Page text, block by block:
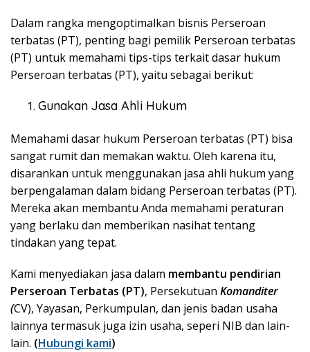
Dalam rangka mengoptimalkan bisnis Perseroan
terbatas (PT), penting bagi pemilik Perseroan terbatas
(PT) untuk memahami tips-tips terkait dasar hukum
Perseroan terbatas (PT), yaitu sebagai berikut:
Gunakan Jasa Ahli Hukum
Memahami dasar hukum Perseroan terbatas (PT) bisa
sangat rumit dan memakan waktu. Oleh karena itu,
disarankan untuk menggunakan jasa ahli hukum yang
berpengalaman dalam bidang Perseroan terbatas (PT).
Mereka akan membantu Anda memahami peraturan
yang berlaku dan memberikan nasihat tentang
tindakan yang tepat.
Kami menyediakan jasa dalam membantu pendirian
Perseroan Terbatas (PT), Persekutuan Komanditer
(CV), Yayasan, Perkumpulan, dan jenis badan usaha
lainnya termasuk juga izin usaha, seperi NIB dan lain-
lain. (Hubungi kami)